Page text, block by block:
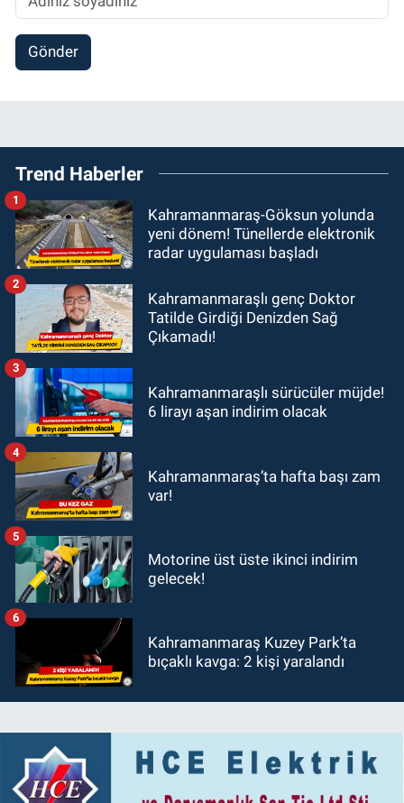
Gönder
Trend Haberler
Kahramanmaraş-Göksun yolunda
yeni dönem! Tünellerde elektronik
radar uygulaması başladı
1
Kahramanmaraşlı genç Doktor
Tatilde Girdiği Denizden Sağ
Çıkamadı!
2
Kahramanmaraşlı sürücüler müjde!
6 lirayı aşan indirim olacak
3
Kahramanmaraş’ta hafta başı zam
var!
4
Motorine üst üste ikinci indirim
gelecek!
5
Kahramanmaraş Kuzey Park’ta
bıçaklı kavga: 2 kişi yaralandı
6